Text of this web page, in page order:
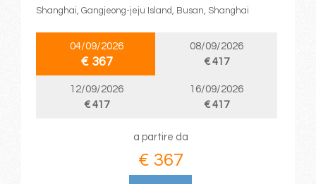
Shanghai, Gangjeong-jeju Island, Busan, Shanghai
04/09/2026
€ 367
08/09/2026
€ 417
12/09/2026
€ 417
16/09/2026
€ 417
a partire da
€ 367